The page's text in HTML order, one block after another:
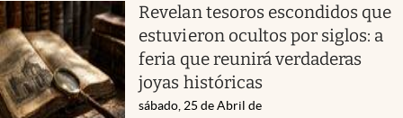
Revelan tesoros escondidos que
estuvieron ocultos por siglos: a
feria que reunirá verdaderas
joyas históricas
sábado, 25 de Abril de